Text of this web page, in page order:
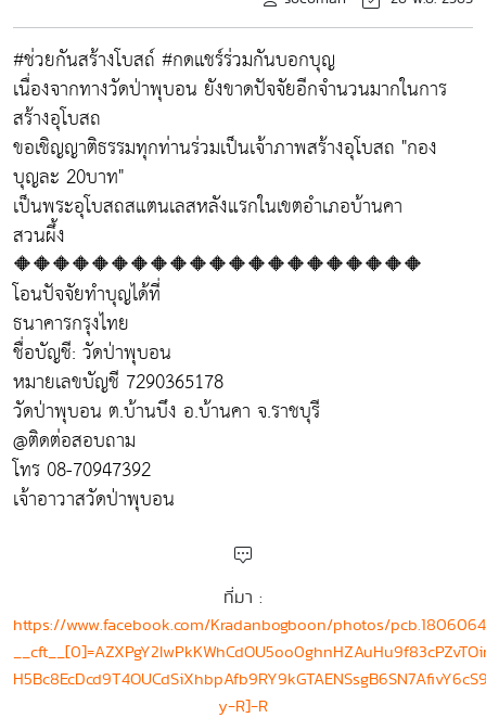
#ช่วยกันสร้างโบสถ์ #กดแชร์ร่วมกันบอกบุญ
เนื่องจากทางวัดป่าพุบอน ยังขาดปัจจัยอีกจำนวนมากในการ
สร้างอุโบสถ
ขอเชิญญาติธรรมทุกท่านร่วมเป็นเจ้าภาพสร้างอุโบสถ "กอง
บุญละ 20บาท"
เป็นพระอุโบสถสแตนเลสหลังแรกในเขตอำเภอบ้านคา
สวนผึ้ง
🔶🔶🔶🔶🔶🔶🔶🔶🔶🔶🔶🔶🔶🔶🔶🔶🔶🔶🔶🔶🔶
โอนปัจจัยทำบุญได้ที่
ธนาคารกรุงไทย
ชื่อบัญชี: วัดป่าพุบอน
หมายเลขบัญชี 7290365178
วัดป่าพุบอน ต.บ้านบึง อ.บ้านคา จ.ราชบุรี
@ติดต่อสอบถาม
โทร 08-70947392​
เจ้าอาวาสวัดป่าพุบอน
ที่มา :
https://www.facebook.com/Kradanbogboon/photos/
y-R]-R